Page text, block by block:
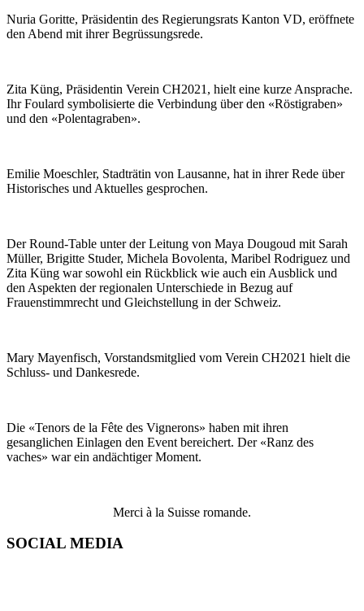
Nuria Goritte, Präsidentin des Regierungsrats Kanton VD, eröffnete
den Abend mit ihrer Begrüssungsrede.
Zita Küng, Präsidentin Verein CH2021, hielt eine kurze Ansprache.
Ihr Foulard symbolisierte die Verbindung über den «Röstigraben»
und den «Polentagraben».
Emilie Moeschler, Stadträtin von Lausanne, hat in ihrer Rede über
Historisches und Aktuelles gesprochen.
Der Round-Table unter der Leitung von Maya Dougoud mit Sarah
Müller, Brigitte Studer, Michela Bovolenta, Maribel Rodriguez und
Zita Küng war sowohl ein Rückblick wie auch ein Ausblick und
den Aspekten der regionalen Unterschiede in Bezug auf
Frauenstimmrecht und Gleichstellung in der Schweiz.
Mary Mayenfisch, Vorstandsmitglied vom Verein CH2021 hielt die
Schluss- und Dankesrede.
Die «Tenors de la Fête des Vignerons» haben mit ihren
gesanglichen Einlagen den Event bereichert. Der «Ranz des
vaches» war ein andächtiger Moment.
Merci à la Suisse romande.
SOCIAL MEDIA